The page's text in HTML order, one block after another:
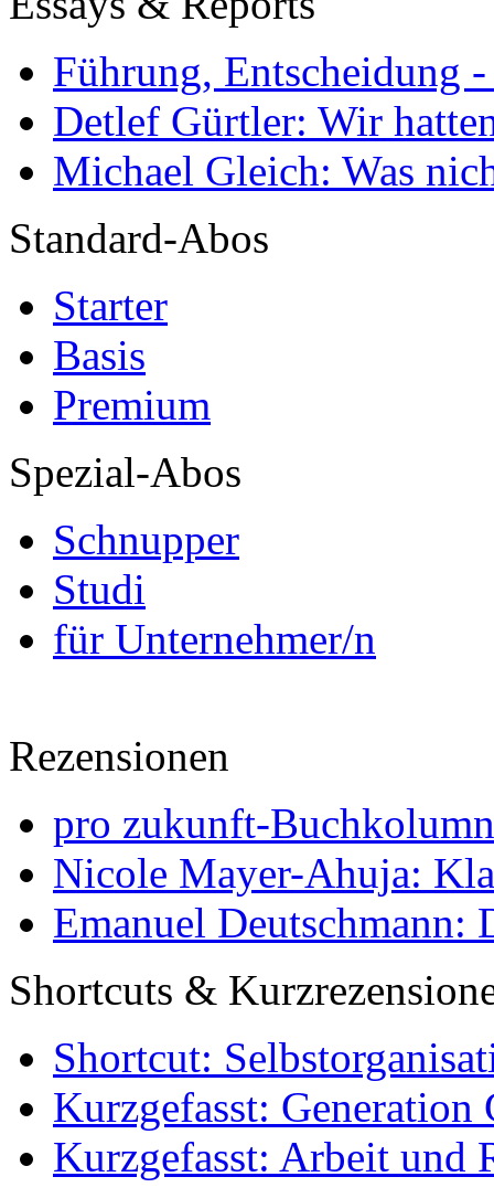
Führung, Entscheidung
Detlef Gürtler: Wir
Michael Gleich: Was
Standard-Abos
Starter
Basis
Premium
Spezial-Abos
Schnupper
Studi
für Unternehmer/n
Rezensionen
pro zukunft-
Nicole Mayer-Ahuja:
Emanuel Deutschmann:
Shortcuts &
Shortcut:
Kurzgefasst: Generation
Kurzgefasst: Arbeit und